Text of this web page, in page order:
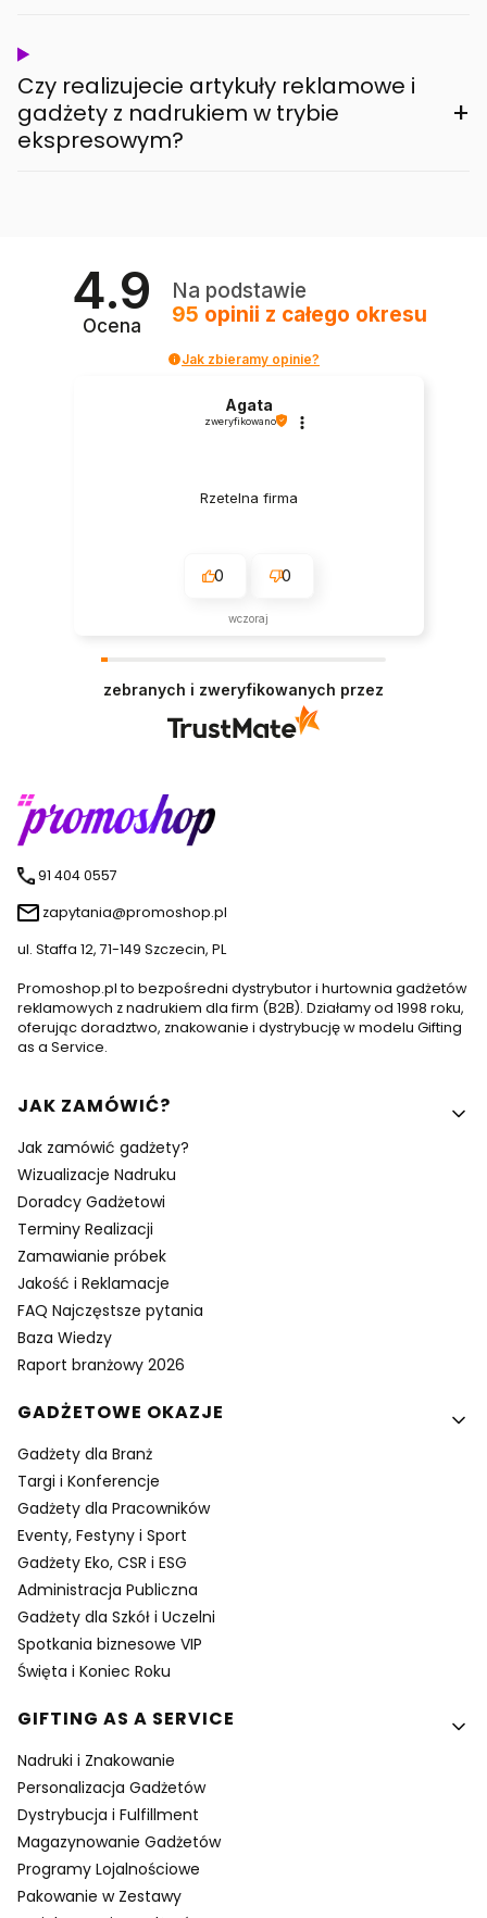
Czy realizujecie artykuły reklamowe i
gadżety z nadrukiem w trybie
ekspresowym?
+
4.9
Ocena
Na podstawie
95 opinii z całego okresu
Jak zbieramy opinie?
Agata
zweryfikowano
Rzetelna firma
0 0
wczoraj
zebranych i zweryfikowanych przez
91 404 0557
zapytania@promoshop.pl
ul. Staffa 12, 71-149 Szczecin, PL
Promoshop.pl to bezpośredni dystrybutor i hurtownia gadżetów
reklamowych z nadrukiem dla firm (B2B). Działamy od 1998 roku,
oferując doradztwo, znakowanie i dystrybucję w modelu Gifting
as a Service.
Linki w stopce
JAK ZAMÓWIĆ?
Jak zamówić gadżety?
Wizualizacje Nadruku
Doradcy Gadżetowi
Terminy Realizacji
Zamawianie próbek
Jakość i Reklamacje
FAQ Najczęstsze pytania
Baza Wiedzy
Raport branżowy 2026
GADŻETOWE OKAZJE
Gadżety dla Branż
Targi i Konferencje
Gadżety dla Pracowników
Eventy, Festyny i Sport
Gadżety Eko, CSR i ESG
Administracja Publiczna
Gadżety dla Szkół i Uczelni
Spotkania biznesowe VIP
Święta i Koniec Roku
GIFTING AS A SERVICE
Nadruki i Znakowanie
Personalizacja Gadżetów
Dystrybucja i Fulfillment
Magazynowanie Gadżetów
Programy Lojalnościowe
Pakowanie w Zestawy